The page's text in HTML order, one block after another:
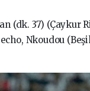
(dk. 37) (Çaykur
Nkoudou